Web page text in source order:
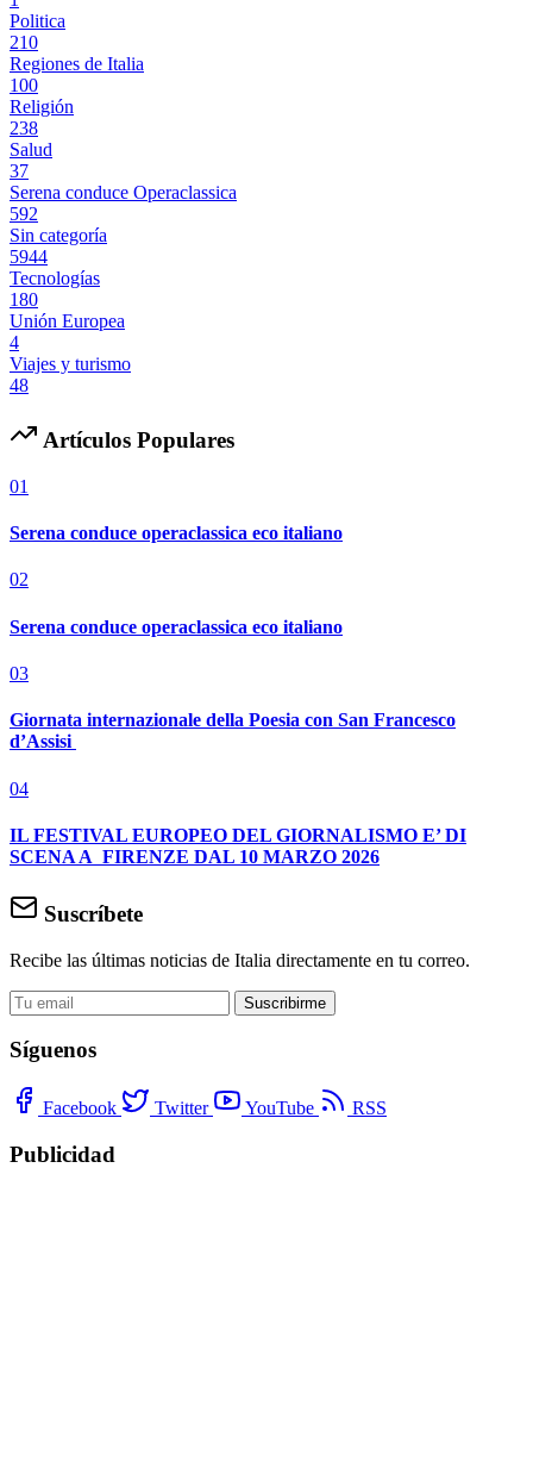
Politica
210
Regiones de Italia
100
Religión
238
Salud
37
Serena conduce Operaclassica
592
Sin categoría
5944
Tecnologías
180
Unión Europea
4
Viajes y turismo
48
Artículos Populares
01
Serena conduce operaclassica eco italiano
02
Serena conduce operaclassica eco italiano
03
Giornata internazionale della Poesia con San Francesco
d’Assisi
04
IL FESTIVAL EUROPEO DEL GIORNALISMO E’ DI
SCENA A FIRENZE DAL 10 MARZO 2026
Suscríbete
Recibe las últimas noticias de Italia directamente en tu correo.
Suscribirme
Síguenos
Facebook Twitter YouTube RSS
Publicidad